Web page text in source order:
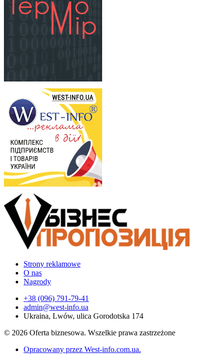
Strony reklamowe
O nas
Nagrody
+38 (096) 791-79-41
admin@west-info.ua
Ukraina, Lwów, ulica Gorodotska 174
© 2026 Oferta biznesowa. Wszelkie prawa zastrzeżone
Opracowany przez West-info.com.ua.